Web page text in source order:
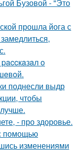
Бузовой - "Это
прошла йога с
o
поднесли выдр
чтобы
- про здоровье.
помощью
изменениями